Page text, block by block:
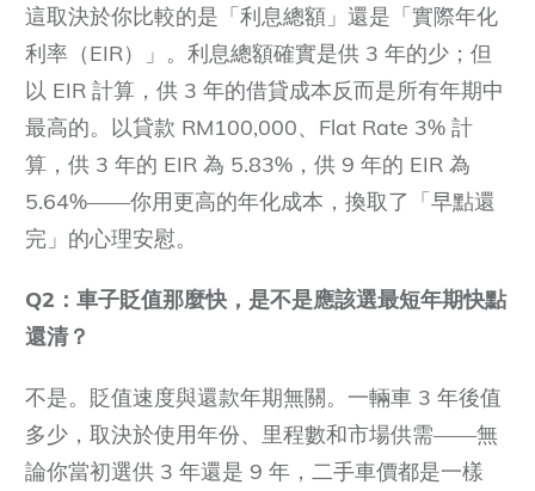
這取決於你比較的是「利息總額」還是「實際年化
利率（EIR）」。利息總額確實是供 3 年的少；但
以 EIR 計算，供 3 年的借貸成本反而是所有年期中
最高的。以貸款 RM100,000、Flat Rate 3% 計
算，供 3 年的 EIR 為 5.83%，供 9 年的 EIR 為
5.64%——你用更高的年化成本，換取了「早點還
完」的心理安慰。
Q2：車子貶值那麼快，是不是應該選最短年期快點
還清？
不是。貶值速度與還款年期無關。一輛車 3 年後值
多少，取決於使用年份、里程數和市場供需——無
論你當初選供 3 年還是 9 年，二手車價都是一樣